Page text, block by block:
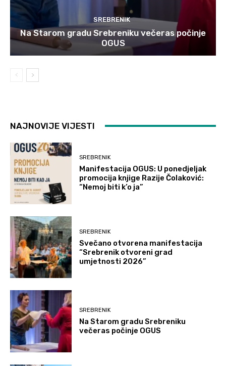
SREBRENIK
Na Starom gradu Srebreniku večeras počinje
OGUS
NAJNOVIJE VIJESTI
SREBRENIK
Manifestacija OGUS: U ponedjeljak
promocija knjige Razije Čolaković:
“Nemoj biti k’o ja”
SREBRENIK
Svečano otvorena manifestacija
“Srebrenik otvoreni grad
umjetnosti 2026”
SREBRENIK
Na Starom gradu Srebreniku
večeras počinje OGUS